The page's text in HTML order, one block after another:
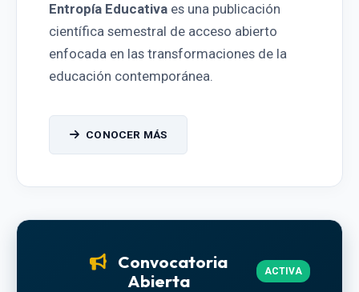
Entropía Educativa es una publicación
científica semestral de acceso abierto
enfocada en las transformaciones de la
educación contemporánea.
CONOCER MÁS
Convocatoria
Abierta
ACTIVA